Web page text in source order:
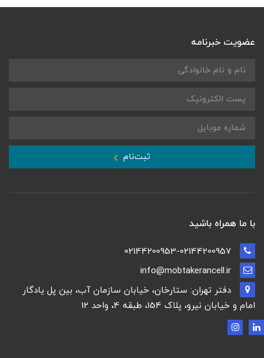
عضویت خبرنامه
ثبت‌نام
با ما همراه باشید
دفتر تهران: ستارخان، خیابان سازمان آب، بین پل یادگار
امام و خیابان نیرو، پلاک 154، طبقه 4، واحد 12